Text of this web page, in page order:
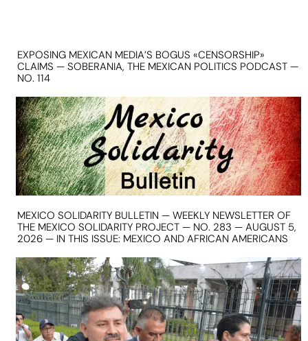
EXPOSING MEXICAN MEDIA’S BOGUS «CENSORSHIP»
CLAIMS — SOBERANIA, THE MEXICAN POLITICS PODCAST —
NO. 114
MEXICO SOLIDARITY BULLETIN — WEEKLY NEWSLETTER OF
THE MEXICO SOLIDARITY PROJECT — NO. 283 — AUGUST 5,
2026 — IN THIS ISSUE: MEXICO AND AFRICAN AMERICANS